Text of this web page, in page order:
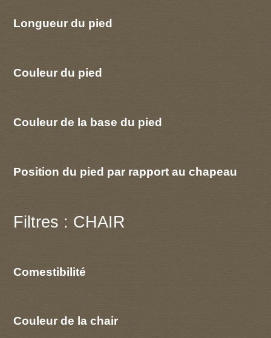
Longueur du pied
Couleur du pied
Couleur de la base du pied
Position du pied par rapport au chapeau
Filtres : CHAIR
Comestibilité
Couleur de la chair